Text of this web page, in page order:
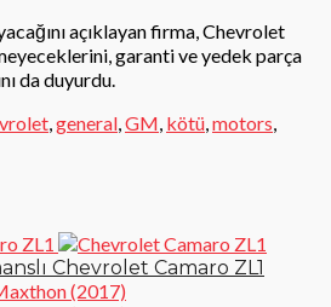
açıklayan firma, Chevrolet
garanti ve yedek parça
da duyurdu.
general GM kötü motors
Chevrolet Camaro ZL1